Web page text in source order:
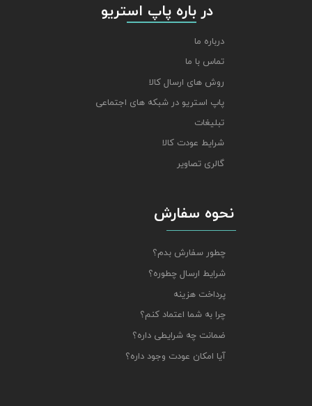
نحوه سفارش
چطور سفارش بدم؟
شرایط ارسال چطوره؟
پرداخت هزینه
چرا به شما اعتماد کنم؟
ضمانت چه شرایطی داره؟
آیا امکان عودت وجود داره؟
​​​​​​​ در باره پاپ استریو
درباره ما
تماس با ما
روش های ارسال کالا
پاپ استریو در شبکه های اجتماعی
تبلیغات
شرایط عودت کالا
گالری تصاویر